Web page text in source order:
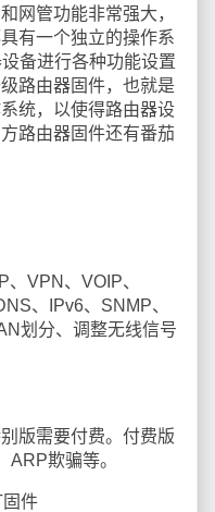
网管功能非常强大，
有一个独立的操作系
备进行各种功能设置
路由器固件，也就是
统，以使得路由器设
路由器固件还有番茄
VPN、VOIP、
、IPv6、SNMP、
划分、调整无线信号
版需要付费。付费版
欺骗等。
件